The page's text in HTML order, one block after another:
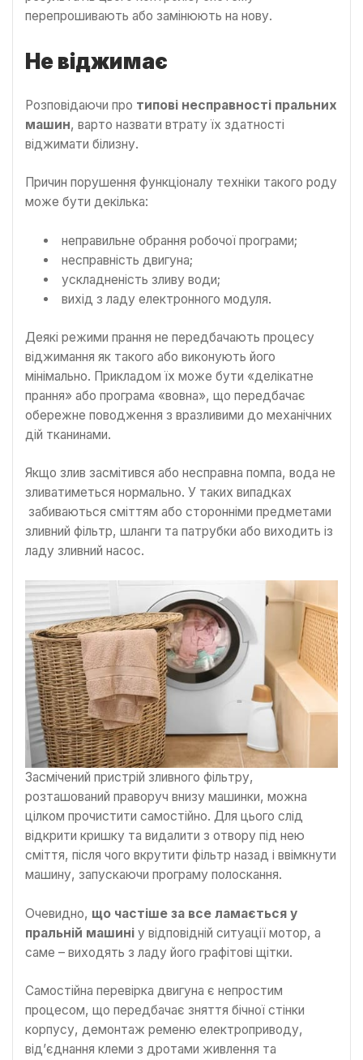
перепрошивають або замінюють на нову.
Не віджимає
Розповідаючи про типові несправності пральних
машин, варто назвати втрату їх здатності
віджимати білизну.
Причин порушення функціоналу техніки такого роду
може бути декілька:
неправильне обрання робочої програми;
несправність двигуна;
ускладненість зливу води;
вихід з ладу електронного модуля.
Деякі режими прання не передбачають процесу
віджимання як такого або виконують його
мінімально. Прикладом їх може бути «делікатне
прання» або програма «вовна», що передбачає
обережне поводження з вразливими до механічних
дій тканинами.
Якщо злив засмітився або несправна помпа, вода не
зливатиметься нормально. У таких випадках
забиваються сміттям або сторонніми предметами
зливний фільтр, шланги та патрубки або виходить із
ладу зливний насос.
Засмічений пристрій зливного фільтру,
розташований праворуч внизу машинки, можна
цілком прочистити самостійно. Для цього слід
відкрити кришку та видалити з отвору під нею
сміття, після чого вкрутити фільтр назад і ввімкнути
машину, запускаючи програму полоскання.
Очевидно, що частіше за все ламається у
пральній машині у відповідній ситуації мотор, а
саме – виходять з ладу його графітові щітки.
Самостійна перевірка двигуна є непростим
процесом, що передбачає зняття бічної стінки
корпусу, демонтаж ременю електроприводу,
від’єднання клеми з дротами живлення та